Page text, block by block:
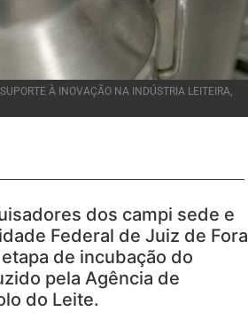
À INOVAÇÃO NA INDÚSTRIA LEITEIRA,
dos campi sede e
Federal de Juiz de Fora
de incubação do
pela Agência de
do Leite.